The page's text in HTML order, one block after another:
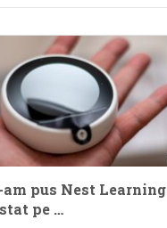
am pus Nest Learning
pe …